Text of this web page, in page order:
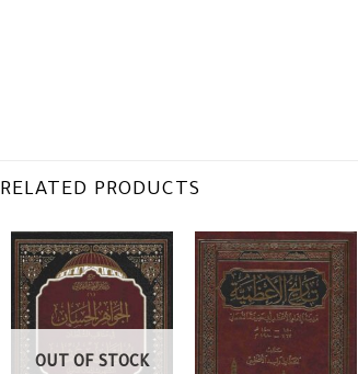
RELATED PRODUCTS
OUT OF STOCK